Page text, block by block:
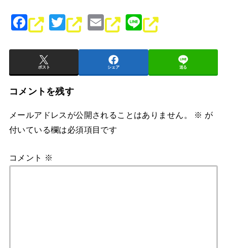
F
a
c
e
b
o
k
T
wi
tt
er
E
m
ai
l
Li
n
e
ポスト シェア 送る
コメントを残す
メールアドレスが公開されることはありません。 ※ が
付いている欄は必須項目です
コメント ※